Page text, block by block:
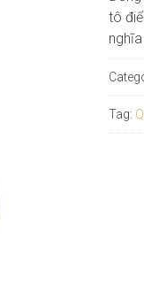
tô
Tag: